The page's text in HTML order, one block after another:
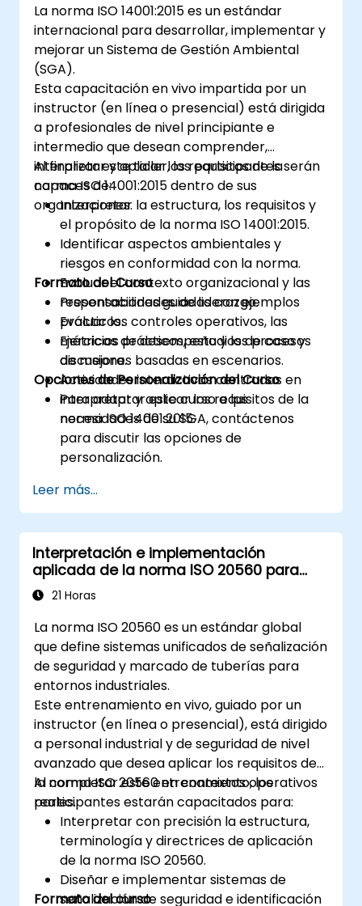
La norma ISO 14001:2015 es un estándar
internacional para desarrollar, implementar y
mejorar un Sistema de Gestión Ambiental
(SGA).
Esta capacitación en vivo impartida por un
instructor (en línea o presencial) está dirigida
a profesionales de nivel principiante e
intermedio que desean comprender,
interpretar y aplicar los requisitos de la
norma ISO 14001:2015 dentro de sus
organizaciones.
Al finalizar este taller, los participantes serán
capaces de:
Interpretar la estructura, los requisitos y
el propósito de la norma ISO 14001:2015.
Identificar aspectos ambientales y
riesgos en conformidad con la norma.
Evaluar el contexto organizacional y las
responsabilidades de liderazgo.
Evaluar los controles operativos, las
métricas de desempeño y los procesos
de mejora.
Formato del Curso
Presentaciones guiadas con ejemplos
prácticos.
Ejercicios prácticos, estudios de caso y
discusiones basadas en escenarios.
Actividades interactivas centradas en
interpretar y aplicar los requisitos de la
norma ISO 14001:2015.
Opciones de Personalización del Curso
Para adaptar este curso a las
necesidades de su SGA, contáctenos
para discutir las opciones de
personalización.
Leer más...
Interpretación e implementación
aplicada de la norma ISO 20560 para
señalización de seguridad industrial
21 Horas
La norma ISO 20560 es un estándar global
que define sistemas unificados de señalización
de seguridad y marcado de tuberías para
entornos industriales.
Este entrenamiento en vivo, guiado por un
instructor (en línea o presencial), está dirigido
a personal industrial y de seguridad de nivel
avanzado que desea aplicar los requisitos de
la norma ISO 20560 en contextos operativos
reales.
Al completar este entrenamiento, los
participantes estarán capacitados para:
Interpretar con precisión la estructura,
terminología y directrices de aplicación
de la norma ISO 20560.
Diseñar e implementar sistemas de
señalización de seguridad e identificación
Formato del curso